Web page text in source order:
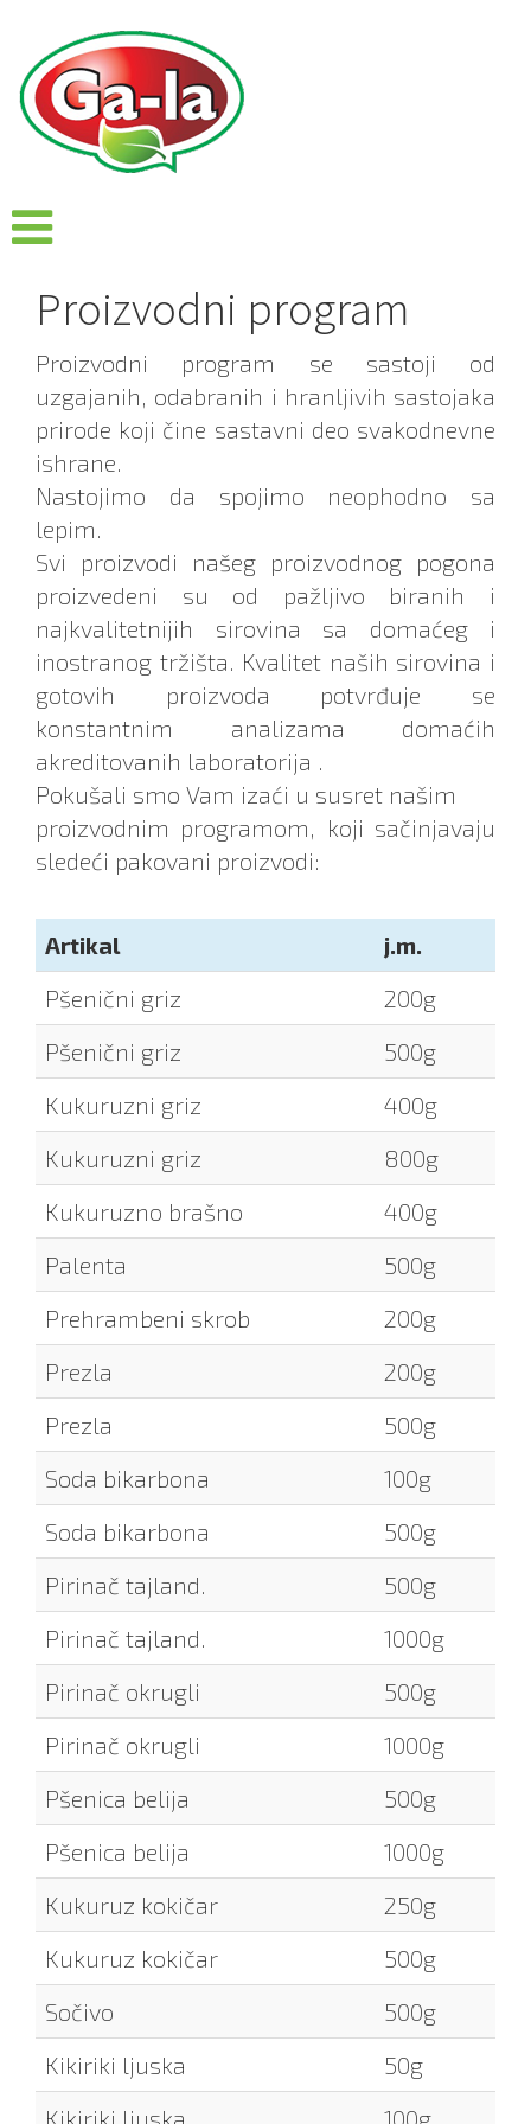
Proizvodni program
Proizvodni program se sastoji od
uzgajanih, odabranih i hranljivih sastojaka
prirode koji čine sastavni deo svakodnevne
ishrane.
Nastojimo da spojimo neophodno sa
lepim.
Svi proizvodi našeg proizvodnog pogona
proizvedeni su od pažljivo biranih i
najkvalitetnijih sirovina sa domaćeg i
inostranog tržišta. Kvalitet naših sirovina i
gotovih proizvoda potvrđuje se
konstantnim analizama domaćih
akreditovanih laboratorija .
Pokušali smo Vam izaći u susret našim
proizvodnim programom, koji sačinjavaju
sledeći pakovani proizvodi:
Artikal
j.m.
Pšenični griz
200g
Pšenični griz
500g
Kukuruzni griz
400g
Kukuruzni griz
800g
Kukuruzno brašno
400g
Palenta
500g
Prehrambeni skrob
200g
Prezla
200g
Prezla
500g
Soda bikarbona
100g
Soda bikarbona
500g
Pirinač tajland.
500g
Pirinač tajland.
1000g
Pirinač okrugli
500g
Pirinač okrugli
1000g
Pšenica belija
500g
Pšenica belija
1000g
Kukuruz kokičar
250g
Kukuruz kokičar
500g
Sočivo
500g
Kikiriki ljuska
50g
Kikiriki ljuska
100g